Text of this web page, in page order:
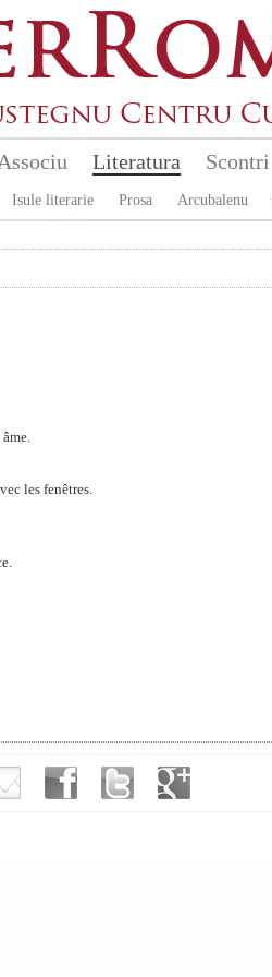
Associu Literatura
Isule literarie Prosa Arcubalenu
Scontri
les fenêtres.